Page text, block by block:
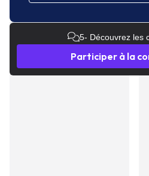
5- Découvrez les
Participer à la